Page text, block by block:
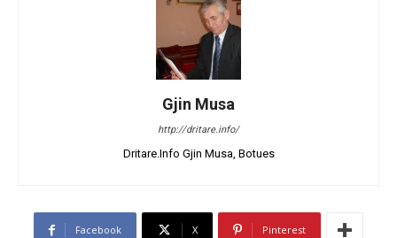
Gjin Musa
http://dritare.info/
Dritare.Info Gjin Musa, Botues
Facebook X Pinterest